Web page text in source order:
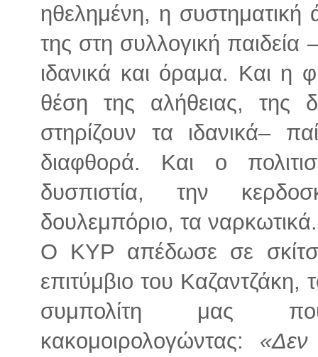
ηθελημένη, η συστηματική
της στη συλλογική παιδεία
ιδανικά και όραμα. Και η
θέση της αλήθειας, της
στηρίζουν τα ιδανικά–
διαφθορά. Και ο
δυσπιστία, την
δουλεμπόριο, τα ναρκωτικά.
Ο ΚΥΡ απέδωσε σε
επιτύμβιο του
συμπολίτη μας
κακομοιρολογώντας: «Δεν